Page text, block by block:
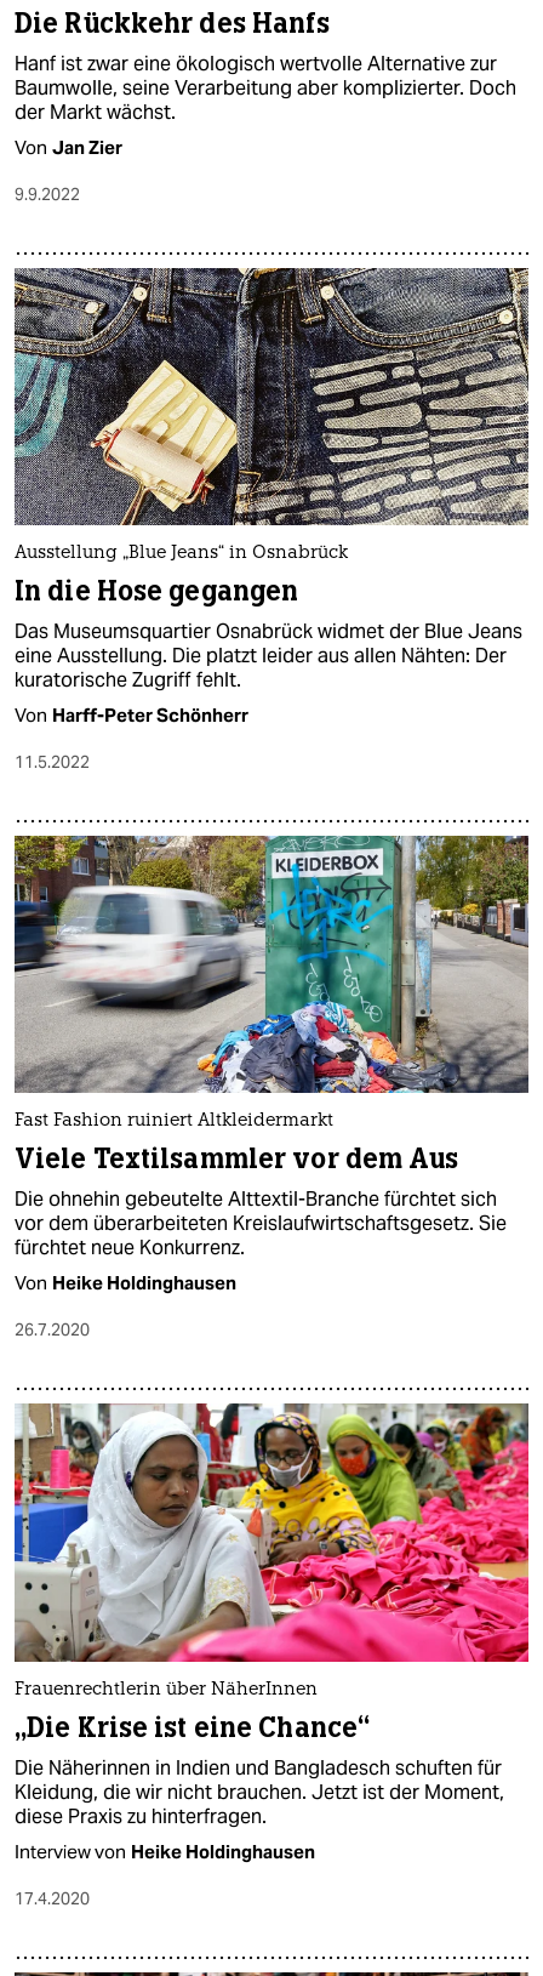
Die Rückkehr des Hanfs
Hanf ist zwar eine ökologisch wertvolle Alternative zur
Baumwolle, seine Verarbeitung aber komplizierter. Doch
der Markt wächst.
Von Jan Zier
9.9.2022
Ausstellung „Blue Jeans“ in Osnabrück
In die Hose gegangen
Das Museumsquartier Osnabrück widmet der Blue Jeans
eine Ausstellung. Die platzt leider aus allen Nähten: Der
kuratorische Zugriff fehlt.
Von Harff-Peter Schönherr
11.5.2022
Fast Fashion ruiniert Altkleidermarkt
Viele Textilsammler vor dem Aus
Die ohnehin gebeutelte Alttextil-Branche fürchtet sich
vor dem überarbeiteten Kreislaufwirtschaftsgesetz. Sie
fürchtet neue Konkurrenz.
Von Heike Holdinghausen
26.7.2020
Frauenrechtlerin über NäherInnen
„Die Krise ist eine Chance“
Die Näherinnen in Indien und Bangladesch schuften für
Kleidung, die wir nicht brauchen. Jetzt ist der Moment,
diese Praxis zu hinterfragen.
Interview von Heike Holdinghausen
17.4.2020